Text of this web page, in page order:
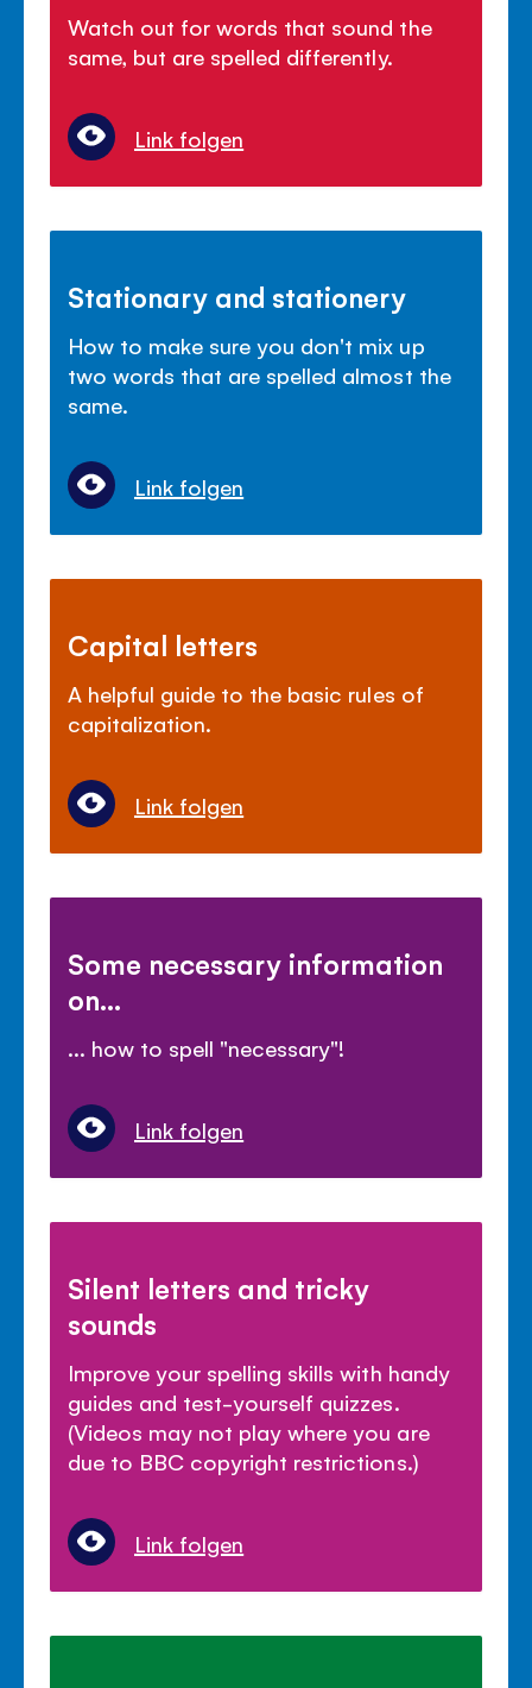
Watch out for words that sound the
same, but are spelled differently.
Link folgen
Stationary and stationery
How to make sure you don't mix up
two words that are spelled almost the
same.
Link folgen
Capital letters
A helpful guide to the basic rules of
capitalization.
Link folgen
Some necessary information
on...
... how to spell "necessary"!
Link folgen
Silent letters and tricky
sounds
Improve your spelling skills with handy
guides and test-yourself quizzes.
(Videos may not play where you are
due to BBC copyright restrictions.)
Link folgen